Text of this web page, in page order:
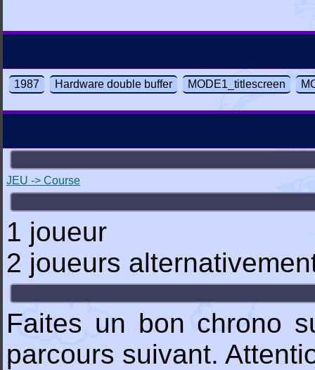
1987 Hardware double buffer MODE1_titlescreen
JEU -> Course
1 joueur
2 joueurs
Faites un bon chrono
parcours suivant.